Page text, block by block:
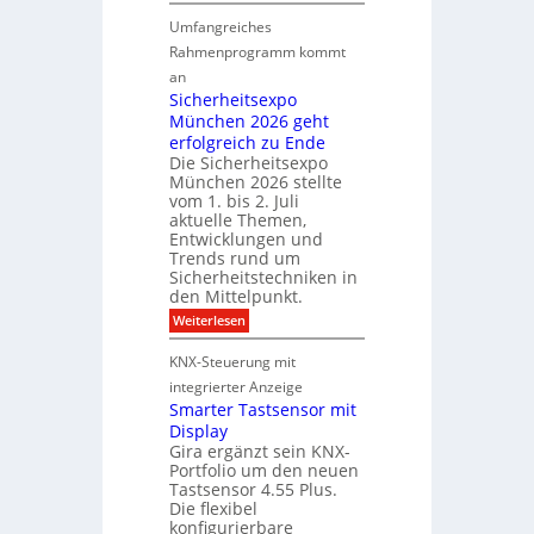
b
e
i
D
T
T
e
c
h
n
o
l
o
g
e
s
a
n
d
r
ü
h
e
s
t
e
r
k
e
n
u
n
g
i
t
A
n
o
r
a
k
a
b
a
e
r
ö
f
f
n
e
t
n
e
e
s
A
u
Umfangreiches
Rahmenprogramm kommt
an
Sicherheitsexpo
München 2026 geht
erfolgreich zu Ende
Die Sicherheitsexpo
München 2026 stellte
vom 1. bis 2. Juli
aktuelle Themen,
Entwicklungen und
Trends rund um
Sicherheitstechniken in
den Mittelpunkt.
Weiterlesen:
S
c
h
e
r
e
i
t
s
e
KNX-Steuerung mit
integrierter Anzeige
Smarter Tastsensor mit
Display
Gira ergänzt sein KNX-
Portfolio um den neuen
Tastsensor 4.55 Plus.
Die flexibel
konfigurierbare